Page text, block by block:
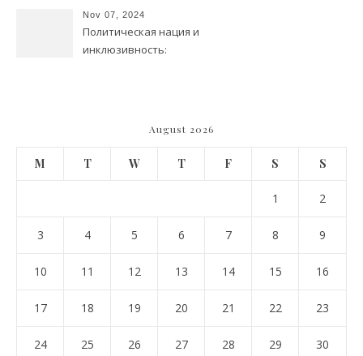
түсінік арасындағы
байланыс
Nov 07, 2024
Политическая нация и
инклюзивность:
August 2026
M T W T F S S
1 2
3 4 5 6 7 8 9
10 11 12 13 14 15 16
17 18 19 20 21 22 23
24 25 26 27 28 29 30